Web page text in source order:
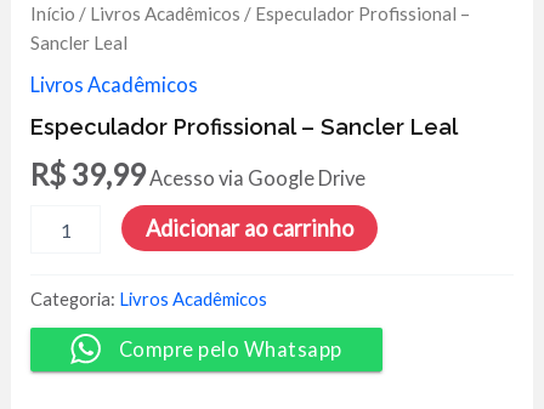
Início / Livros Acadêmicos / Especulador Profissional –
Sancler Leal
Livros Acadêmicos
Especulador Profissional – Sancler Leal
R$ 39,99Acesso via Google Drive
Especulador
Profissional
Sancler
Leal
quantidade
Adicionar ao carrinho
Categoria: Livros Acadêmicos
Compre pelo Whatsapp